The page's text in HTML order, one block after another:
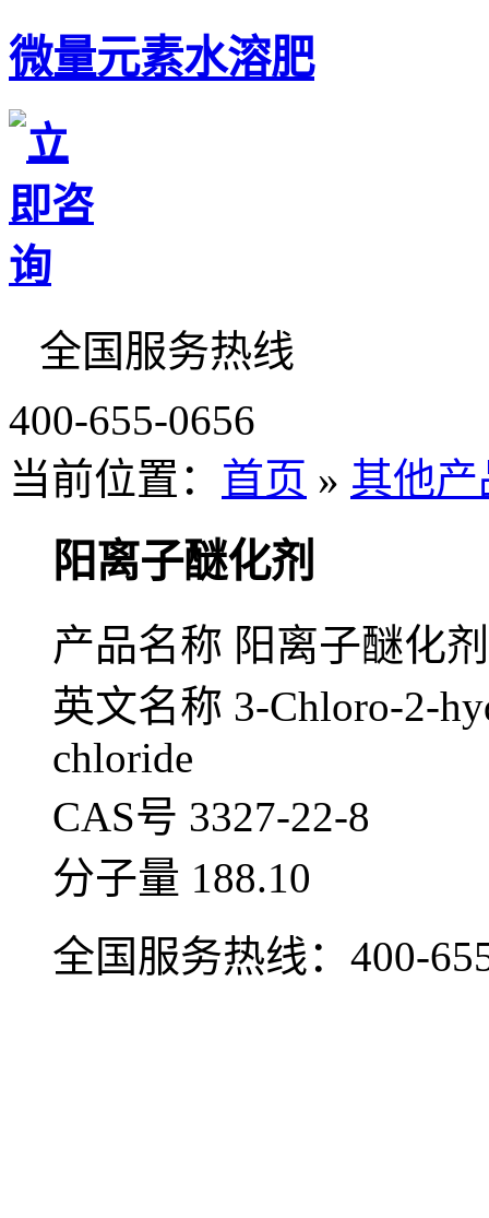
微量元素水溶肥
全国服务热线
400-655-0656
当前位置： 首页 » 其他产
阳离子醚化剂
产品名称 阳离子醚化剂
英文名称 3-Chloro-2-
chloride
CAS号 3327-22-8
分子量 188.10
全国服务热线： 400-